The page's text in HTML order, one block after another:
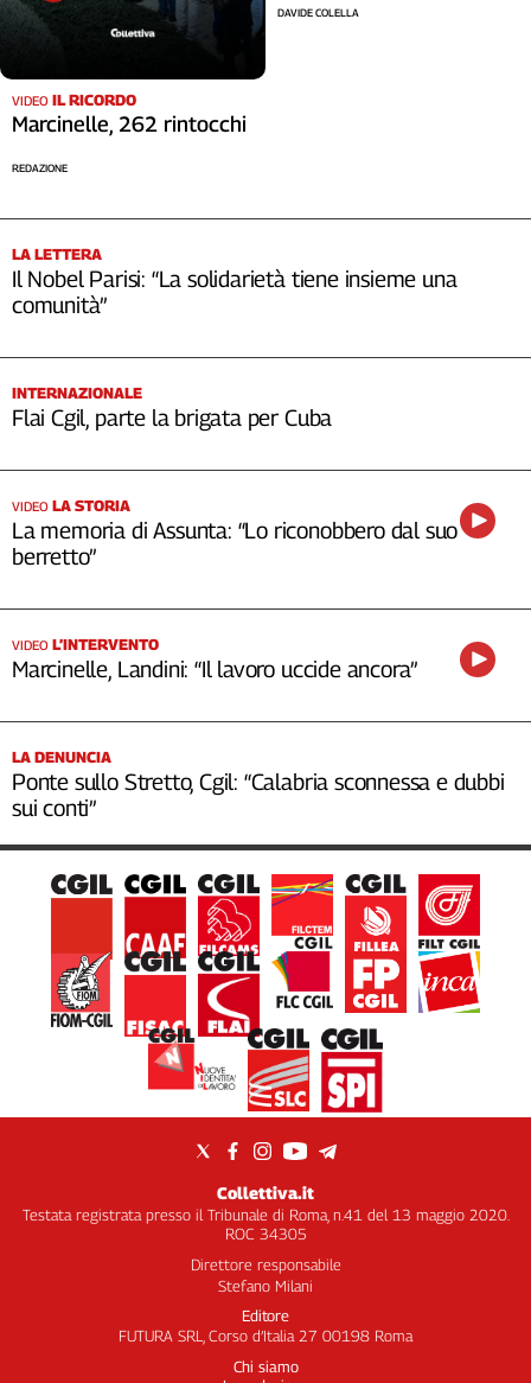
VIDEO IL RICORDO
Marcinelle, 262 rintocchi
REDAZIONE
DAVIDE COLELLA
LA LETTERA
Il Nobel Parisi: “La solidarietà tiene insieme una
comunità”
INTERNAZIONALE
Flai Cgil, parte la brigata per Cuba
VIDEO LA STORIA
La memoria di Assunta: “Lo riconobbero dal suo
berretto”
VIDEO L’INTERVENTO
Marcinelle, Landini: “Il lavoro uccide ancora”
LA DENUNCIA
Ponte sullo Stretto, Cgil: “Calabria sconnessa e dubbi
sui conti”
Collettiva.it
Testata registrata presso il Tribunale di Roma, n.41 del 13 maggio 2020.
ROC 34305
Direttore responsabile
Stefano Milani
Editore
FUTURA SRL, Corso d’Italia 27 00198 Roma
Chi siamo